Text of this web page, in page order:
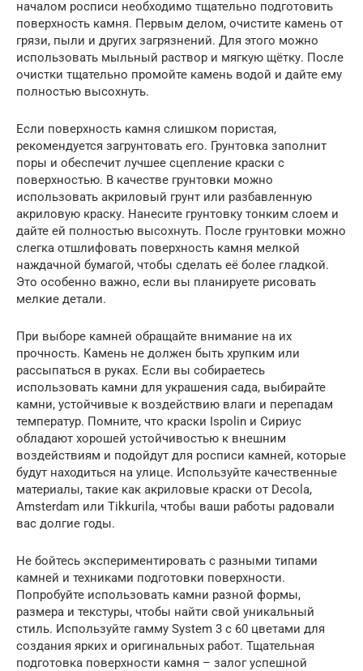
началом росписи необходимо тщательно подготовить
поверхность камня. Первым делом, очистите камень от
грязи, пыли и других загрязнений. Для этого можно
использовать мыльный раствор и мягкую щётку. После
очистки тщательно промойте камень водой и дайте ему
полностью высохнуть.
Если поверхность камня слишком пористая,
рекомендуется загрунтовать его. Грунтовка заполнит
поры и обеспечит лучшее сцепление краски с
поверхностью. В качестве грунтовки можно
использовать акриловый грунт или разбавленную
акриловую краску. Нанесите грунтовку тонким слоем и
дайте ей полностью высохнуть. После грунтовки можно
слегка отшлифовать поверхность камня мелкой
наждачной бумагой, чтобы сделать её более гладкой.
Это особенно важно, если вы планируете рисовать
мелкие детали.
При выборе камней обращайте внимание на их
прочность. Камень не должен быть хрупким или
рассыпаться в руках. Если вы собираетесь
использовать камни для украшения сада, выбирайте
камни, устойчивые к воздействию влаги и перепадам
температур. Помните, что краски Ispolin и Сириус
обладают хорошей устойчивостью к внешним
воздействиям и подойдут для росписи камней, которые
будут находиться на улице. Используйте качественные
материалы, такие как акриловые краски от Decola,
Amsterdam или Tikkurila, чтобы ваши работы радовали
вас долгие годы.
Не бойтесь экспериментировать с разными типами
камней и техниками подготовки поверхности.
Попробуйте использовать камни разной формы,
размера и текстуры, чтобы найти свой уникальный
стиль. Используйте гамму System 3 с 60 цветами для
создания ярких и оригинальных работ. Тщательная
подготовка поверхности камня – залог успешной